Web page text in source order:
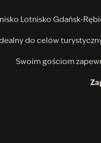
Lotnisko Gdańsk-
do celów
Swoim gościom